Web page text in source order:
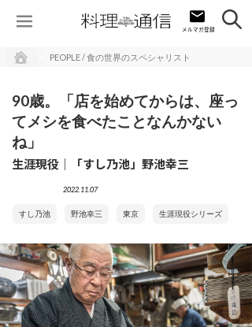
PEOPLE / 食の世界のスペシャリスト
90歳。「店を始めてからは、座っ
てメシを食べたことなんかない
ね」
生涯現役｜「すし乃池」野池幸三
2022.11.07
すし乃池 野池幸三 東京 生涯現役シリーズ